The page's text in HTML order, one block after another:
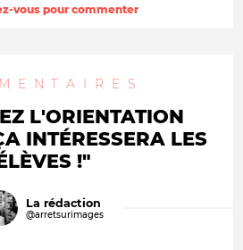
vous pour commenter
L'ORIENTATION
INTÉRESSERA LES
!"
La rédaction
@arretsurimages